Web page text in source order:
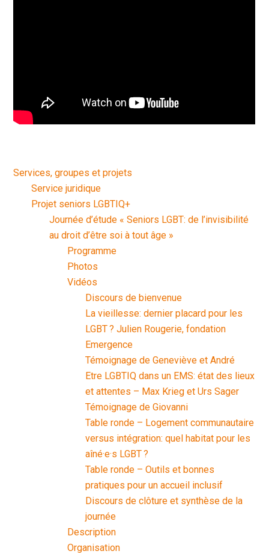
Services, groupes et projets
Service juridique
Projet seniors LGBTIQ+
Journée d’étude « Seniors LGBT: de l’invisibilité
au droit d’être soi à tout âge »
Programme
Photos
Vidéos
Discours de bienvenue
La vieillesse: dernier placard pour les
LGBT ? Julien Rougerie, fondation
Emergence
Témoignage de Geneviève et André
Etre LGBTIQ dans un EMS: état des lieux
et attentes – Max Krieg et Urs Sager
Témoignage de Giovanni
Table ronde – Logement communautaire
versus intégration: quel habitat pour les
aîné·e·s LGBT ?
Table ronde – Outils et bonnes
pratiques pour un accueil inclusif
Discours de clôture et synthèse de la
journée
Description
Organisation